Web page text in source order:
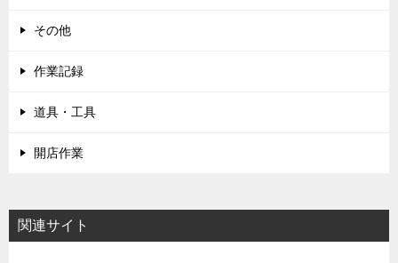
その他
作業記録
道具・工具
開店作業
関連サイト